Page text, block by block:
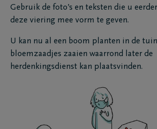
Gebruik de foto’s en teksten die u
deze viering mee vorm te geven.
U kan nu al een boom planten in de
bloemzaadjes zaaien waarrond later de
herdenkingsdienst kan plaatsvinden.